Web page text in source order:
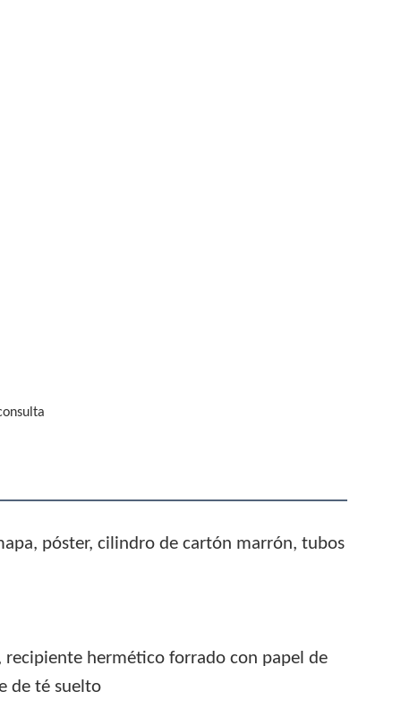
póster, cilindro de cartón marrón, tubos
hermético forrado con papel de
de té suelto